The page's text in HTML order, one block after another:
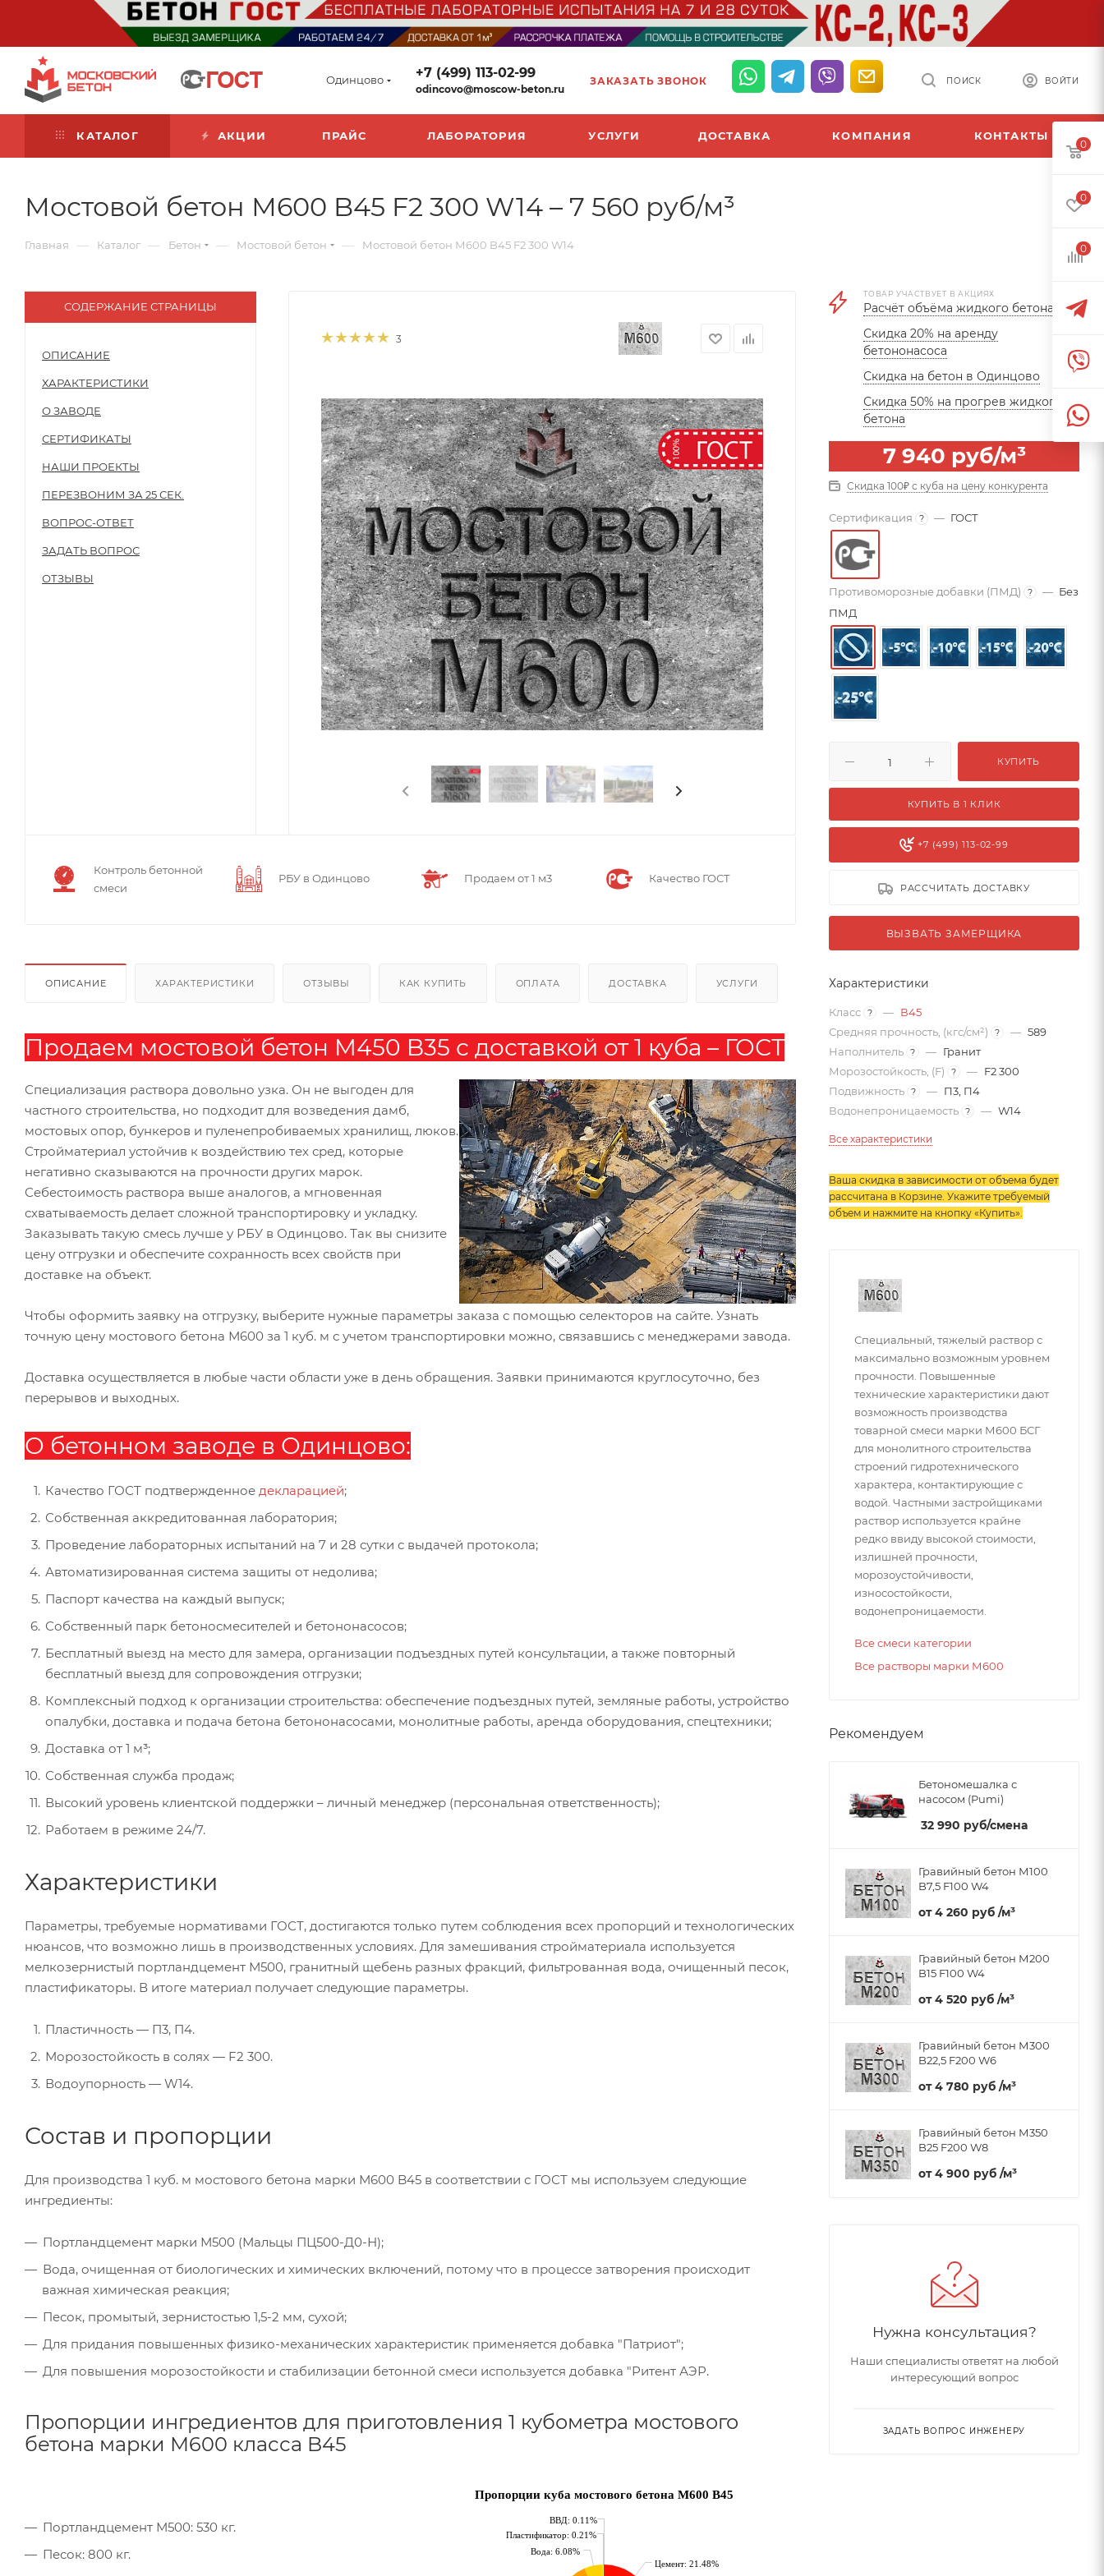
Одинцово +7 (499) 113-02-99
odincovo@moscow-beton.ru
ЗАКАЗАТЬ ЗВОНОК ВОЙТИ
ПОИСК
КАТАЛОГ АКЦИИ ПРАЙС ЛАБОРАТОРИЯ УСЛУГИ ДОСТАВКА КОМПАНИЯ КОНТАКТЫ
Мостовой бетон М600 B45 F2 300 W14 – 7 560 руб/м³
Главная — Каталог — Бетон — Мостовой бетон — Мостовой бетон М600 B45 F2 300 W14
СОДЕРЖАНИЕ СТРАНИЦЫ
ОПИСАНИЕ
ХАРАКТЕРИСТИКИ
О ЗАВОДЕ
СЕРТИФИКАТЫ
НАШИ ПРОЕКТЫ
ПЕРЕЗВОНИМ ЗА 25 СЕК.
ВОПРОС-ОТВЕТ
ЗАДАТЬ ВОПРОС
ОТЗЫВЫ
3
Контроль бетонной
смеси
РБУ в Одинцово Продаем от 1 м3 Качество ГОСТ
ОПИСАНИЕ ХАРАКТЕРИСТИКИ ОТЗЫВЫ КАК КУПИТЬ ОПЛАТА ДОСТАВКА УСЛУГИ
Продаем мостовой бетон М450 B35 с доставкой от 1 куба – ГОСТ
Специализация раствора довольно узка. Он не выгоден для
частного строительства, но подходит для возведения дамб,
мостовых опор, бункеров и пуленепробиваемых хранилищ, люков.
Стройматериал устойчив к воздействию тех сред, которые
негативно сказываются на прочности других марок.
Себестоимость раствора выше аналогов, а мгновенная
схватываемость делает сложной транспортировку и укладку.
Заказывать такую смесь лучше у РБУ в Одинцово. Так вы снизите
цену отгрузки и обеспечите сохранность всех свойств при
доставке на объект.
Чтобы оформить заявку на отгрузку, выберите нужные параметры заказа с помощью селекторов на сайте. Узнать
точную цену мостового бетона М600 за 1 куб. м с учетом транспортировки можно, связавшись с менеджерами завода.
Доставка осуществляется в любые части области уже в день обращения. Заявки принимаются круглосуточно, без
перерывов и выходных.
О бетонном заводе в Одинцово:
Качество ГОСТ подтвержденное декларацией;
Собственная аккредитованная лаборатория;
Проведение лабораторных испытаний на 7 и 28 сутки с выдачей протокола;
Автоматизированная система защиты от недолива;
Паспорт качества на каждый выпуск;
Собственный парк бетоносмесителей и бетононасосов;
Бесплатный выезд на место для замера, организации подъездных путей консультации, а также повторный
бесплатный выезд для сопровождения отгрузки;
Комплексный подход к организации строительства: обеспечение подъездных путей, земляные работы, устройство
опалубки, доставка и подача бетона бетононасосами, монолитные работы, аренда оборудования, спецтехники;
Доставка от 1 м³;
Собственная служба продаж;
Высокий уровень клиентской поддержки – личный менеджер (персональная ответственность);
Работаем в режиме 24/7.
Характеристики
Параметры, требуемые нормативами ГОСТ, достигаются только путем соблюдения всех пропорций и технологических
нюансов, что возможно лишь в производственных условиях. Для замешивания стройматериала используется
мелкозернистый портландцемент М500, гранитный щебень разных фракций, фильтрованная вода, очищенный песок,
пластификаторы. В итоге материал получает следующие параметры.
Пластичность — П3, П4.
Морозостойкость в солях — F2 300.
Водоупорность — W14.
Состав и пропорции
Для производства 1 куб. м мостового бетона марки М600 B45 в соответствии с ГОСТ мы используем следующие
ингредиенты:
Портландцемент марки М500 (Мальцы ПЦ500-Д0-Н);
Вода, очищенная от биологических и химических включений, потому что в процессе затворения происходит
важная химическая реакция;
Песок, промытый, зернистостью 1,5-2 мм, сухой;
Для придания повышенных физико-механических характеристик применяется добавка "Патриот";
Для повышения морозостойкости и стабилизации бетонной смеси используется добавка "Ритент АЭР.
Пропорции ингредиентов для приготовления 1 кубометра мостового
бетона марки М600 класса B45
Портландцемент М500: 530 кг.
Песок: 800 кг.
ВВД: 0.11%
Пластификатор: 0.21%
Вода: 6.08%
Цемент: 21.48%
Пропорции куба мостового бетона М600 B45
ТОВАР УЧАСТВУЕТ В АКЦИЯХ
Расчёт объёма жидкого бетона
Скидка 20% на аренду
бетононасоса
Скидка на бетон в Одинцово
Скидка 50% на прогрев жидкого
бетона
7 940 руб/м³
Скидка 100₽ с куба на цену конкурента
Сертификация ? — ГОСТ
Противоморозные добавки (ПМД) ? — Без
ПМД
КУПИТЬ
КУПИТЬ В 1 КЛИК
+7 (499) 113-02-99
РАССЧИТАТЬ ДОСТАВКУ
ВЫЗВАТЬ ЗАМЕРЩИКА
Характеристики
Класс ? — В45
Средняя прочность, (кгс/см²)
? — 589
Наполнитель ? — Гранит
Морозостойкость, (F)
? — F2 300
Подвижность ? — П3, П4
Водонепроницаемость ? — W14
Все характеристики
Ваша скидка в зависимости от объема будет
рассчитана в Корзине. Укажите требуемый
объем и нажмите на кнопку «Купить».
Специальный, тяжелый раствор с
максимально возможным уровнем
прочности. Повышенные
технические характеристики дают
возможность производства
товарной смеси марки М600 БСГ
для монолитного строительства
строений гидротехнического
характера, контактирующие с
водой. Частными застройщиками
раствор используется крайне
редко ввиду высокой стоимости,
излишней прочности,
морозоустойчивости,
износостойкости,
водонепроницаемости.
Все смеси категории
Все растворы марки М600
Рекомендуем
Бетономешалка с
насосом (Pumi)
32 990 руб/смена
Гравийный бетон М100
B7,5 F100 W4
от4 260 руб /м³
Гравийный бетон М200
B15 F100 W4
от4 520 руб /м³
Гравийный бетон М300
B22,5 F200 W6
от4 780 руб /м³
Гравийный бетон М350
B25 F200 W8
от4 900 руб /м³
Нужна консультация?
Наши специалисты ответят на любой
интересующий вопрос
ЗАДАТЬ ВОПРОС ИНЖЕНЕРУ
0
0
0